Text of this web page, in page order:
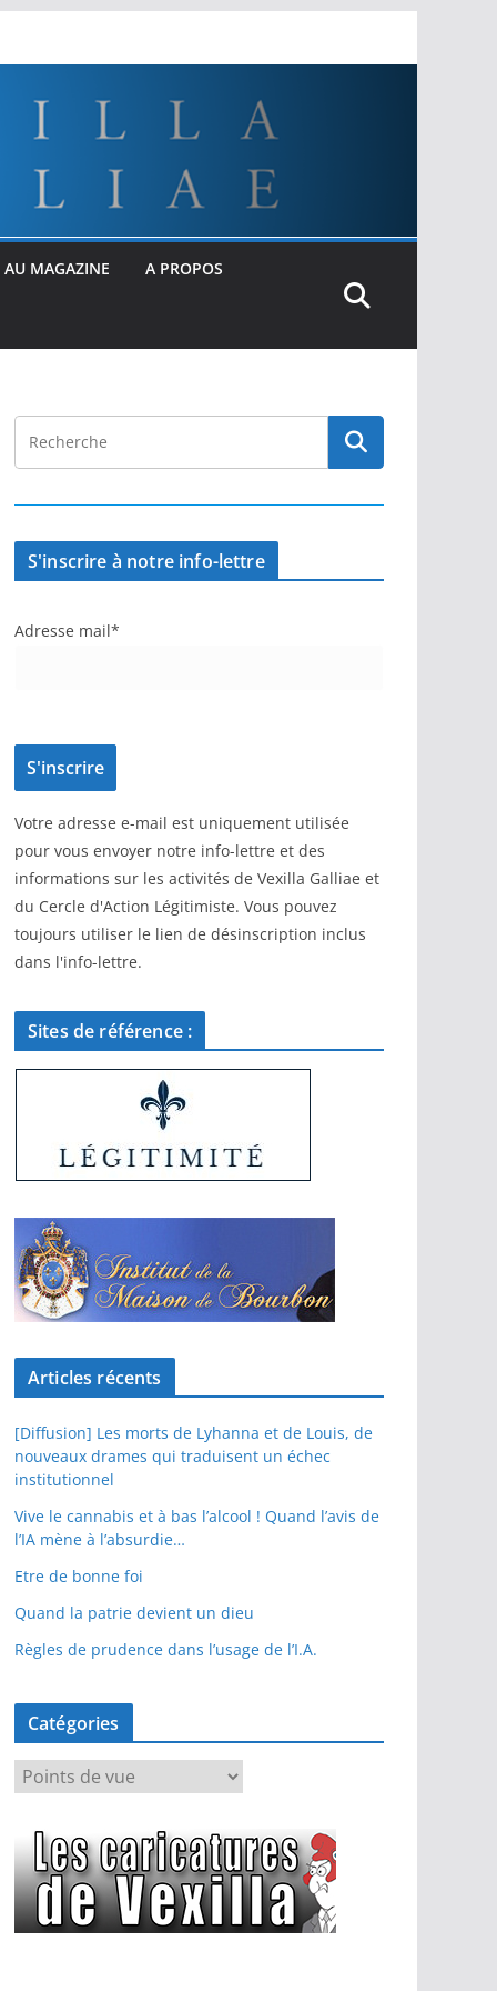
AU MAGAZINE A PROPOS
S'inscrire à notre info-lettre
Adresse mail*
Votre adresse e-mail est uniquement utilisée
pour vous envoyer notre info-lettre et des
informations sur les activités de Vexilla Galliae et
du Cercle d'Action Légitimiste. Vous pouvez
toujours utiliser le lien de désinscription inclus
dans l'info-lettre.
Sites de référence :
Articles récents
[Diffusion] Les morts de Lyhanna et de Louis, de
nouveaux drames qui traduisent un échec
institutionnel
Vive le cannabis et à bas l’alcool ! Quand l’avis de
l’IA mène à l’absurdie…
Etre de bonne foi
Quand la patrie devient un dieu
Règles de prudence dans l’usage de l’I.A.
Catégories
é
g
o
r